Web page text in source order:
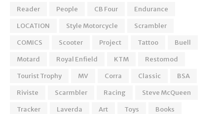
Reader
People CB Four
Endurance
LOCATION
Style Motorcycle
Scrambler
COMICS
Scooter Project Tattoo
Buell
Motard
Royal Enfield KTM
Restomod
Tourist Trophy
MV Corra Classic
BSA
Riviste
Scarmbler Racing
Steve McQueen
Tracker
Laverda Art Toys
Books